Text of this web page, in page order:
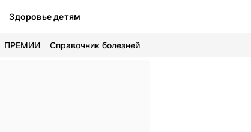
Здоровье детям
ПРЕМИИ Справочник болезней